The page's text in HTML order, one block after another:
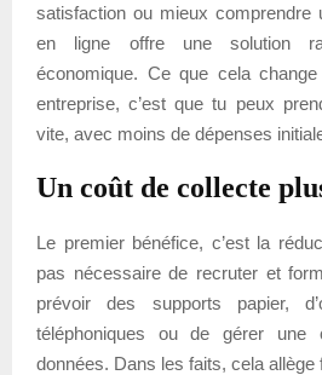
satisfaction ou mieux comprendre
en ligne offre une solution
économique. Ce que cela
entreprise, c’est que tu peux
vite, avec moins de dépenses
Un coût de collecte
Le premier bénéfice, c’est la
pas nécessaire de recruter et
prévoir des supports papier,
téléphoniques ou de gérer une
données. Dans les faits, cela allège